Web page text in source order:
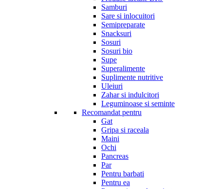
Samburi
Sare si inlocuitori
Semipreparate
Snacksuri
Sosuri
Sosuri bio
Supe
Superalimente
Suplimente nutritive
Uleiuri
Zahar si indulcitori
Leguminoase si seminte
Recomandat pentru
Gat
Gripa si raceala
Maini
Ochi
Pancreas
Par
Pentru barbati
Pentru ea